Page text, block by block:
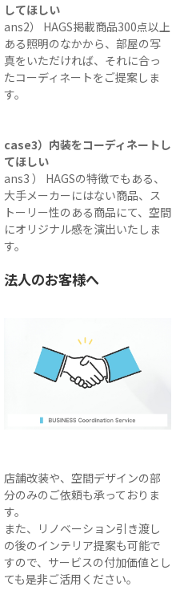
してほしい
ans2） HAGS掲載商品300点以上
ある照明のなかから、部屋の写
真をいただければ、それに合っ
たコーディネートをご提案しま
す。
case3）内装をコーディネートし
てほしい
ans3 ） HAGSの特徴でもある、
大手メーカーにはない商品、ス
トーリー性のある商品にて、空間
にオリジナル感を演出いたしま
す。
法人のお客様へ
店舗改装や、空間デザインの部
分のみのご依頼も承っておりま
す。
また、リノベーション引き渡し
の後のインテリア提案も可能で
すので、サービスの付加価値とし
ても是非ご活用ください。